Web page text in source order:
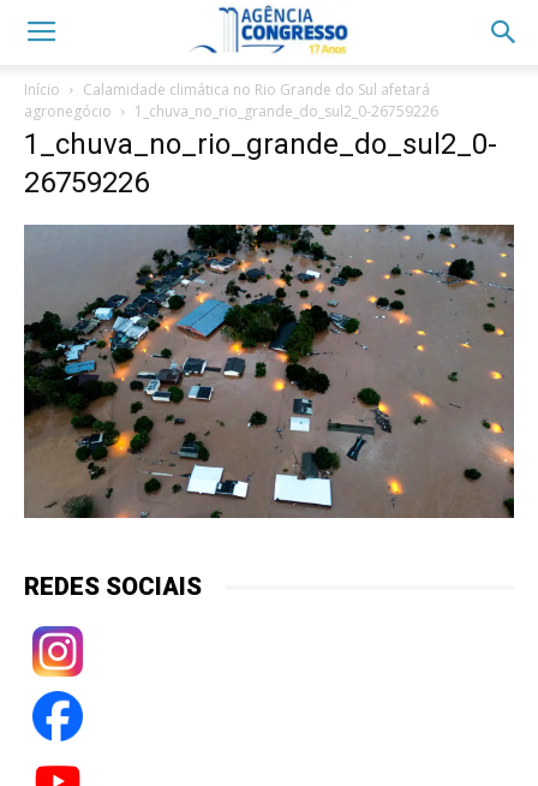
Início
Calamidade climática no Rio Grande do Sul afetará
agronegócio
1_chuva_no_rio_grande_do_sul2_0-26759226
1_chuva_no_rio_grande_do_sul2_0-
26759226
REDES SOCIAIS